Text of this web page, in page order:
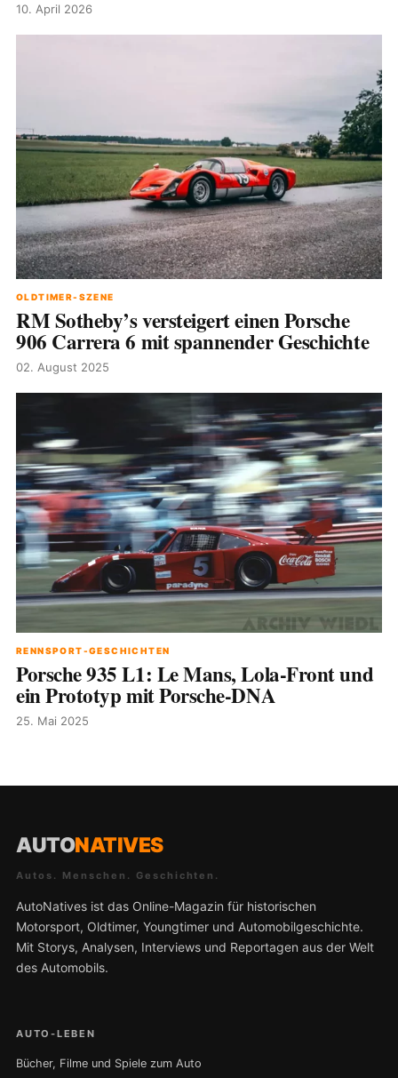
10. April 2026
OLDTIMER-SZENE
RM Sotheby’s versteigert einen Porsche
906 Carrera 6 mit spannender Geschichte
02. August 2025
RENNSPORT-GESCHICHTEN
Porsche 935 L1: Le Mans, Lola-Front und
ein Prototyp mit Porsche-DNA
25. Mai 2025
AUTONATIVES
Autos. Menschen. Geschichten.
AutoNatives ist das Online-Magazin für historischen
Motorsport, Oldtimer, Youngtimer und Automobilgeschichte.
Mit Storys, Analysen, Interviews und Reportagen aus der Welt
des Automobils.
AUTO-LEBEN
Bücher, Filme und Spiele zum Auto